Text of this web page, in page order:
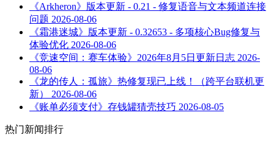
《Arkheron》版本更新 - 0.21 - 修复语音与文本频道连接
问题 2026-08-06
《霜港迷城》版本更新 - 0.32653 - 多项核心Bug修复与
体验优化 2026-08-06
《竞速空间：赛车体验》2026年8月5日更新日志 2026-
08-06
《龙的传人：孤旅》热修复现已上线！（跨平台联机更
新）
2026-08-06
《账单必须支付》存钱罐猜壳技巧 2026-08-05
热门新闻排行